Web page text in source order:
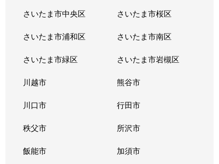
さいたま市中央区 さいたま市桜区
さいたま市浦和区 さいたま市南区
さいたま市緑区 さいたま市岩槻区
川越市 熊谷市
川口市 行田市
秩父市 所沢市
飯能市 加須市